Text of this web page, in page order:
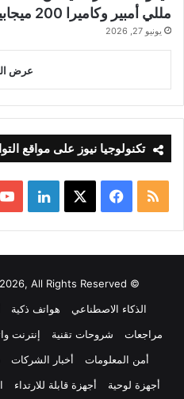
مللي أمبير وكاميرا 200 ميجابيكسل
يونيو 27, 2026
عرض
تكنولوجيا نيوز على مواقع
ملخص
الموقع
RSS
فيسبوك لينكدإن
© Copyright 2026, All Rights Reserved |
الذكاء الاصطناعي
هواتف ذكية
مراجعات
شروحات تقنية إنترنت
أمن المعلومات
أخبار الشركات
أجهزة لوحية
أجهزة قابلة للارتداء